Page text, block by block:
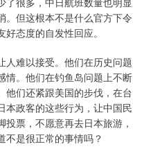
。但这根本不是什么官方下令
态度的自发性回应。
人难以接受。他们在历史问题
情。他们在钓鱼岛问题上不断
他们还紧跟美国的步伐，在台
本政客的这些行为，让中国民
票，不愿意再去日本旅游，
不是很正常的事情吗？